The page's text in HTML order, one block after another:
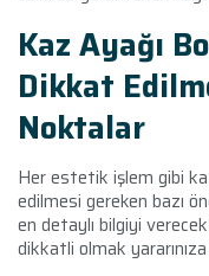
Kaz Ayağı
Dikkat
Noktalar
Her estetik işlem gibi
edilmesi gereken bazı
en detaylı bilgiyi
dikkatli olmak